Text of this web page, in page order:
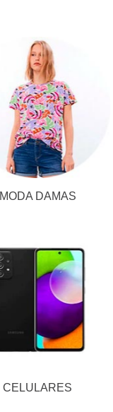
MODA DAMAS
CELULARES